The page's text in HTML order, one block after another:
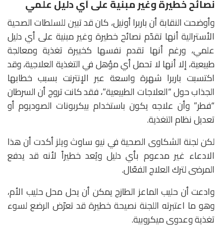
نصائح خطيرة وغير مبنية على أي دليل علمي
وأوضحت النقابة أن باربرا أونيل، كان قد تبين للسلطات الصحية
الأسترالية أنها تقدّم نصائح خطيرة وغير مبنية على أي دليل
علمي، ورغم أنها تقدم نفسها كخبيرة تغذية ومعالجة
طبيعية، إلا أنها لا تحمل أي مؤهل في التغذية العلاجية، وقد
اكتسبت باربرا شهرة واسعة عبر الإنترنت بسبب خطابها
الجذاب حول “العلاجات الطبيعية”، فقد كانت تروج أن السرطان
“فطر” وأن علاجه يكون باستخدام بيكربونات الصوديوم أو
تعديل نظام التغذية.
لكن لجنة الشكاوى الصحية في نيو ساوث ويلز أكدت أن هذا
الادعاء غير مدعوم بأي دليل ويُعد خطيراً لأنه قد يدفع
المرضى لترك العلاج الفعّال.
وادعت أن حليب الماعز الطازج يمكن أن يحل محل حليب الأم،
وهو ما اعتبرته اللجنة نصيحة خطيرة قد تعرّض الرضع لسوء
تغذية وعدوى ميكروبية.